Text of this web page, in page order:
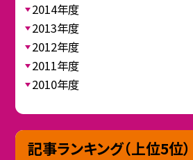
2014年度
2013年度
2012年度
2011年度
2010年度
記事ランキング（上位5位）